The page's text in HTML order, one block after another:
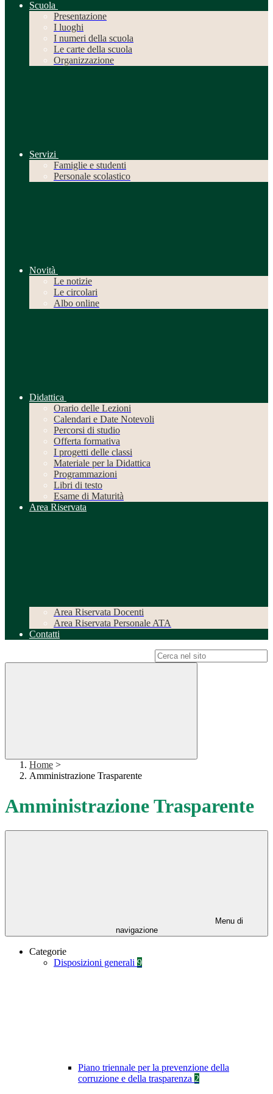
Scuola
Presentazione
I luoghi
I numeri della scuola
Le carte della scuola
Organizzazione
Servizi
Famiglie e studenti
Personale scolastico
Novità
Le notizie
Le circolari
Albo online
Didattica
Orario delle Lezioni
Calendari e Date Notevoli
Percorsi di studio
Offerta formativa
I progetti delle classi
Materiale per la Didattica
Programmazioni
Libri di testo
Esame di Maturità
Area Riservata
Area Riservata Docenti
Area Riservata Personale ATA
Contatti
Home >
Amministrazione Trasparente
Amministrazione Trasparente
Menu di
navigazione
Categorie
Disposizioni generali 9
Piano triennale per la prevenzione della
corruzione e della trasparenza 2